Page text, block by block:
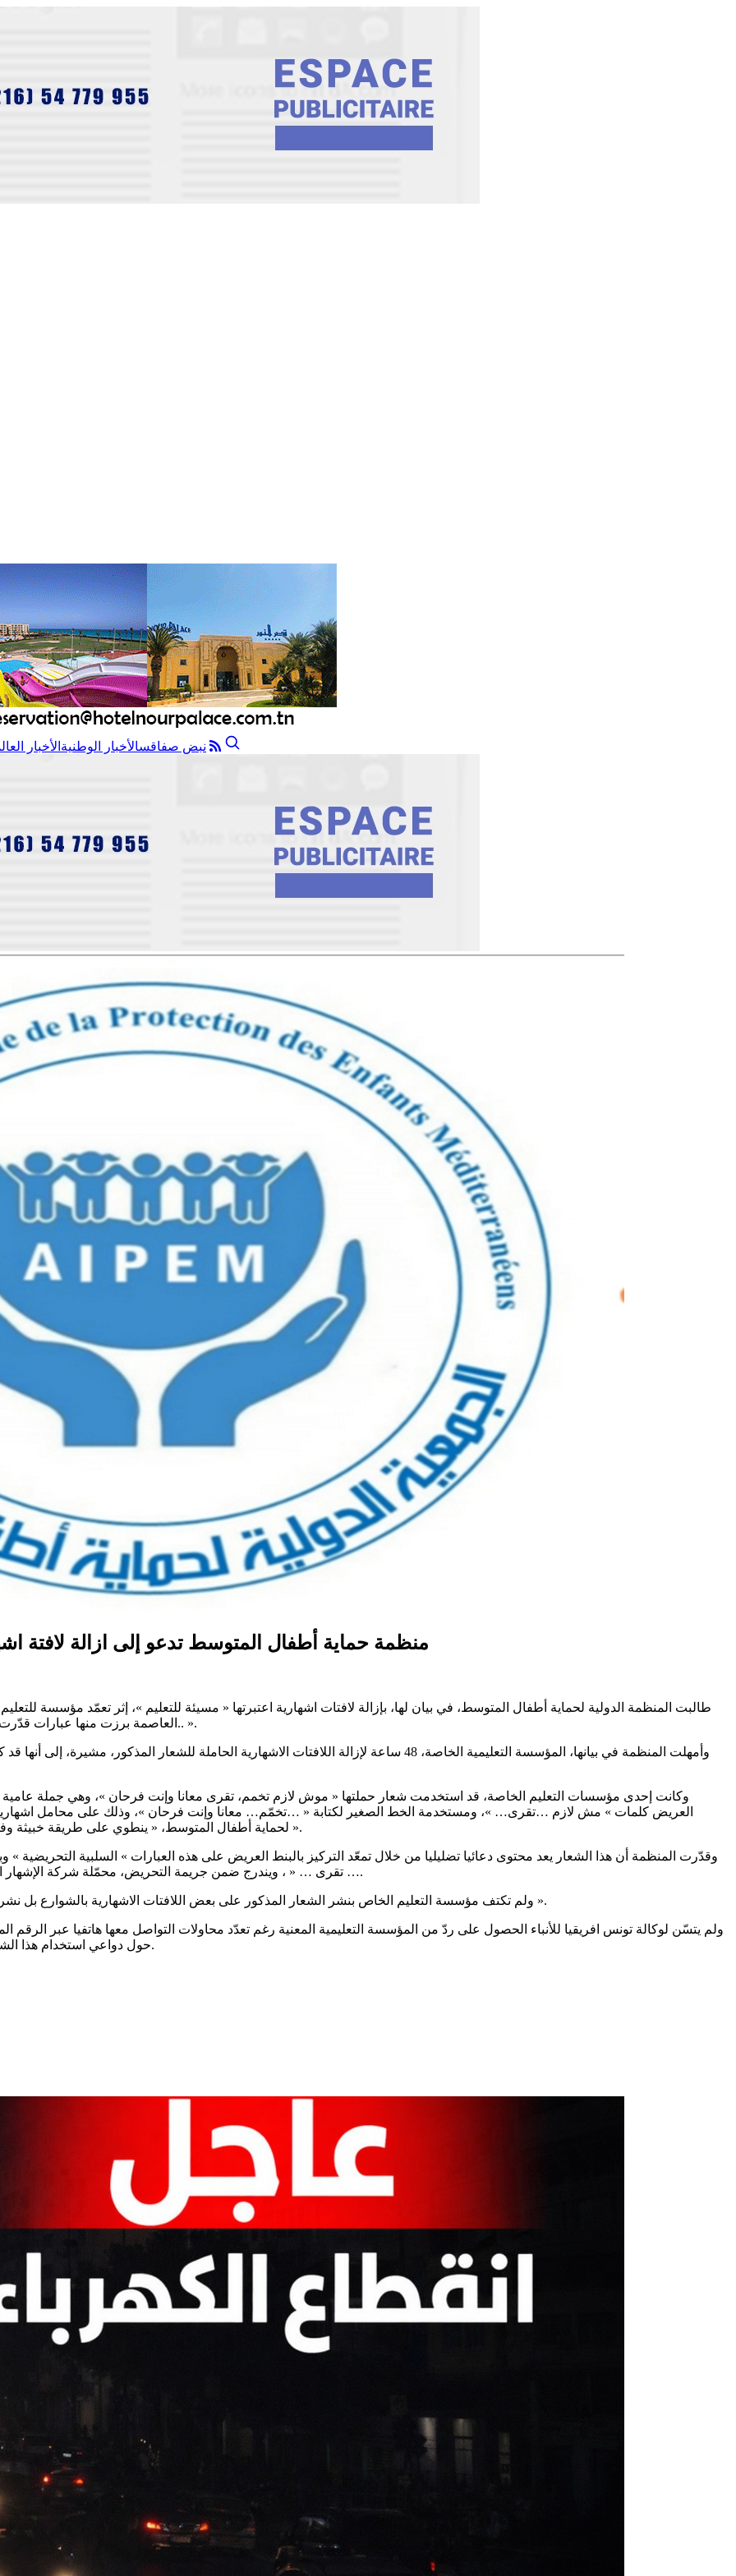
نبض صفاقسالأخبار الوطنية الأخبار
منظمة حماية أطفال المتوسط تدعو إلى ازالة لافتة
طالبت المنظمة الدولية لحماية أطفال المتوسط، في بيان لها، بإزالة لافتات اشهارية اعتبرتها « مسيئة للتعليم »، إثر تعمّد مؤسسة
العاصمة برزت منها عبارات قدّرت أنها » مسيئة وتحريضية على التعلّم تحمل شعار »موش لازم … تقرى.. ».
وأمهلت المنظمة في بيانها، المؤسسة التعليمية الخاصة، 48 ساعة لإزالة اللافتات الاشهارية الحاملة
وكانت إحدى مؤسسات التعليم الخاصة، قد استخدمت شعار حملتها « موش لازم تخمم، تقرى معانا وإنت فرحان »، وهي جملة عامية
العريض كلمات » مش لازم …تقرى… »، ومستخدمة الخط الصغير لكتابة « …تخمّم… معانا وإنت فرحان »، وذلك على محامل
لحماية أطفال المتوسط، « ينطوي على طريقة خبيثة وفيها تشجيع على الغش والتواكل بما يشكّل دعوة صريحة لضرب التعليم ».
وقدّرت المنظمة أن هذا الشعار يعد محتوى دعائيا تضليليا من خلال تمعّد التركيز بالبنط العريض على هذه العبارات » السلبية التحريضية
… تقرى … « ، ويندرج ضمن جريمة التحريض، محمّلة شركة الإشهار التي ركّزت هذه اللافتات ومؤسسة التعليم الخاصة المسؤولية في ذلك.
ولم تكتف مؤسسة التعليم الخاص بنشر الشعار المذكور على بعض اللافتات الاشهارية بالشوارع بل نشرته كذلك على صفحتها على شبكة التواصل الاجتماعي » ميتا/ فايسبوك ».
ولم يتسّن لوكالة تونس افريقيا للأنباء الحصول على ردّ من المؤسسة التعليمية المعنية رغم تعدّد محاولات التواصل معها هاتفيا عبر
حول دواعي استخدام هذا الشعار وموقفها من مآل مقاضاتها من المنظمة الدولية لأطفال المتوسّط.